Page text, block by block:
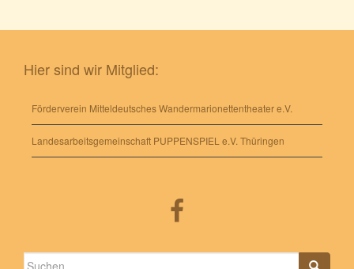
Hier sind wir Mitglied:
Förderverein Mitteldeutsches Wandermarionettentheater e.V.
Landesarbeitsgemeinschaft PUPPENSPIEL e.V. Thüringen
Suche